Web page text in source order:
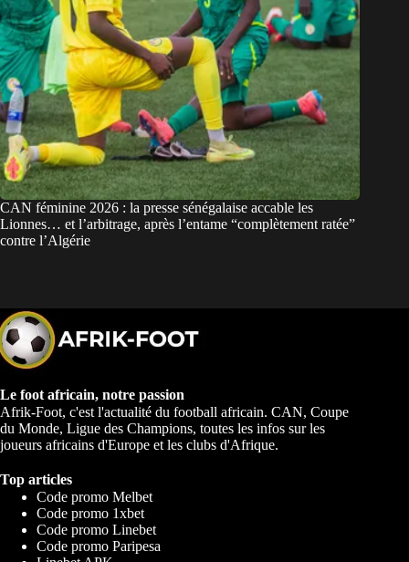
CAN féminine 2026 : la presse sénégalaise accable les
Lionnes… et l’arbitrage, après l’entame “complètement ratée”
contre l’Algérie
Le foot africain, notre passion
Afrik-Foot, c'est l'actualité du football africain. CAN, Coupe
du Monde, Ligue des Champions, toutes les infos sur les
joueurs africains d'Europe et les clubs d'Afrique.
Top articles
Code promo Melbet
Code promo 1xbet
Code promo Linebet
Code promo Paripesa